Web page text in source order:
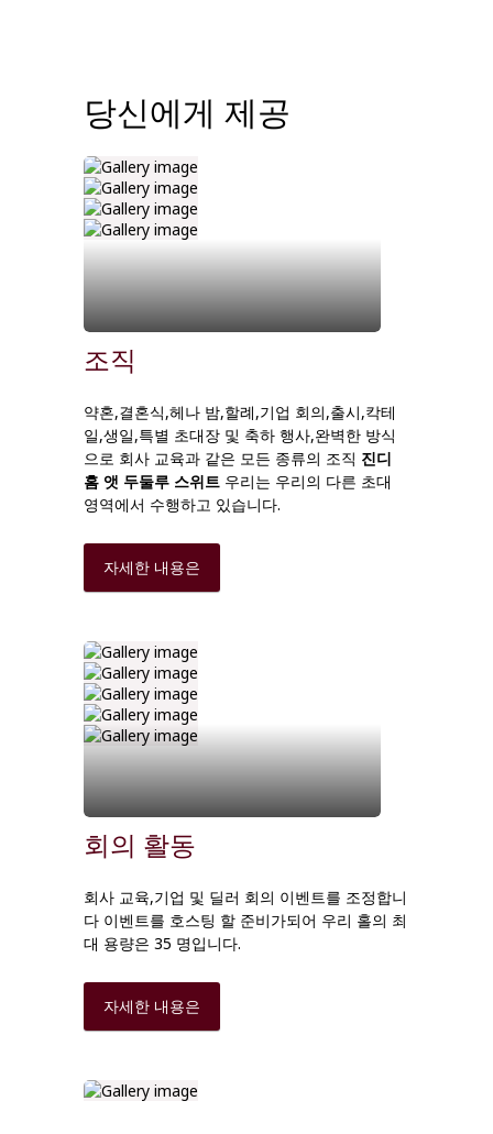
당신에게 제공
조직
약혼,결혼식,헤나 밤,할례,기업 회의,출시,칵테
일,생일,특별 초대장 및 축하 행사,완벽한 방식
으로 회사 교육과 같은 모든 종류의 조직 진디
홈 앳 두둘루 스위트 우리는 우리의 다른 초대
영역에서 수행하고 있습니다.
자세한 내용은
회의 활동
회사 교육,기업 및 딜러 회의 이벤트를 조정합니
다 이벤트를 호스팅 할 준비가되어 우리 홀의 최
대 용량은 35 명입니다.
자세한 내용은